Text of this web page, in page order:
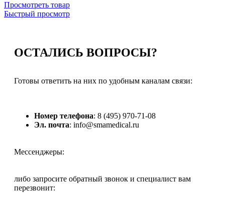
Просмотреть товар
Быстрый просмотр
ОСТАЛИСЬ ВОПРОСЫ?
Готовы ответить на них по удобным каналам связи:
Номер телефона: 8 (495) 970-71-08
Эл. почта: info@smamedical.ru
Мессенджеры:
либо запросите обратный звонок и специалист вам
перезвонит: